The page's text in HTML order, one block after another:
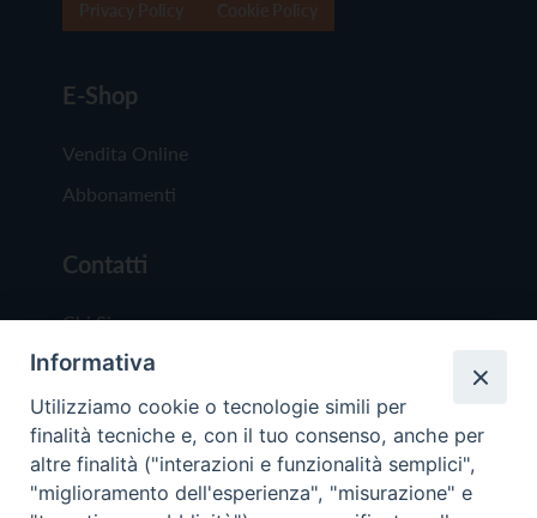
E-Shop
Vendita Online
Abbonamenti
Contatti
Chi Siamo
Redazione
Scrivici
Informativa
Utilizziamo cookie o tecnologie simili per
finalità tecniche e, con il tuo consenso, anche per
altre finalità ("interazioni e funzionalità semplici",
"miglioramento dell'esperienza", "misurazione" e